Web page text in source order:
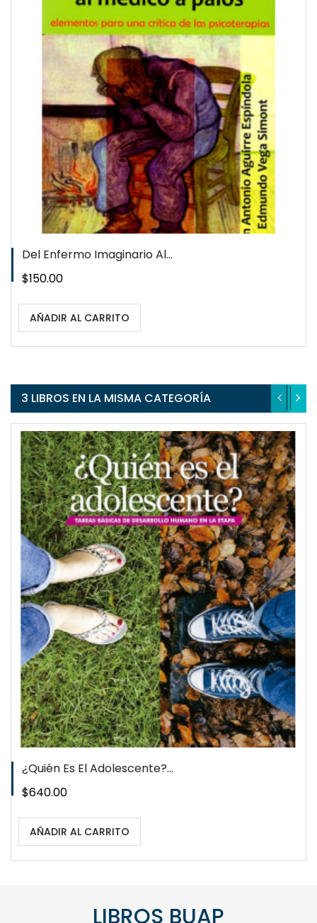
Del Enfermo Imaginario Al...
Precio
$150.00
AÑADIR AL CARRITO
QUICKVIEW
WISHLIST
3 LIBROS EN LA MISMA CATEGORÍA
¿Quién Es El Adolescente?...
Precio
$640.00
AÑADIR AL CARRITO
QUICKVIEW
WISHLIST
LIBROS BUAP